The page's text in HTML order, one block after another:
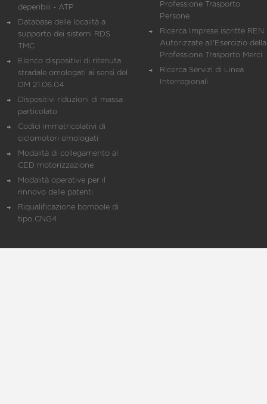
deperibili - ATP
Database delle località a
supporto dei sistemi RDS
TMC
Elenco dispositivi di ritenuta
stradale omologati ai sensi del
DM 21.06.04
Dispositivi riduzioni di massa
particolato
Codici immatricolativi di
ciclomotori omologati
Modalità di collegamento al
CED motorizzazione
Modalità operative per il
rinnovo delle patenti
Riqualificazione bombole di
tipo CNG4
Professione Trasporto
Persone
Ricerca Imprese iscritte REN
Autorizzate all'Esercizio della
Professione Trasporto Merci
Ricerca Servizi di Linea
Interregionali